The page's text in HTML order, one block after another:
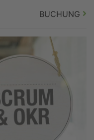
BUCHUNG